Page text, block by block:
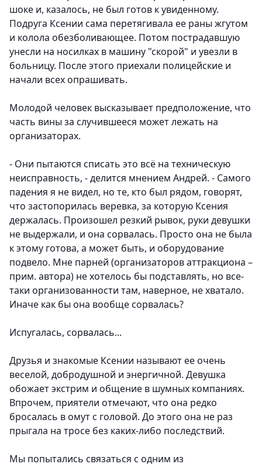
шоке и, казалось, не был готов к увиденному.
Подруга Ксении сама перетягивала ее раны жгутом
и колола обезболивающее. Потом пострадавшую
унесли на носилках в машину "скорой" и увезли в
больницу. После этого приехали полицейские и
начали всех опрашивать.
Молодой человек высказывает предположение, что
часть вины за случившееся может лежать на
организаторах.
- Они пытаются списать это всё на техническую
неисправность, - делится мнением Андрей. - Самого
падения я не видел, но те, кто был рядом, говорят,
что застопорилась веревка, за которую Ксения
держалась. Произошел резкий рывок, руки девушки
не выдержали, и она сорвалась. Просто она не была
к этому готова, а может быть, и оборудование
подвело. Мне парней (организаторов аттракциона –
прим. автора) не хотелось бы подставлять, но все-
таки организованности там, наверное, не хватало.
Иначе как бы она вообще сорвалась?
Испугалась, сорвалась...
Друзья и знакомые Ксении называют ее очень
веселой, добродушной и энергичной. Девушка
обожает экстрим и общение в шумных компаниях.
Впрочем, приятели отмечают, что она редко
бросалась в омут с головой. До этого она не раз
прыгала на тросе без каких-либо последствий.
Мы попытались связаться с одним из